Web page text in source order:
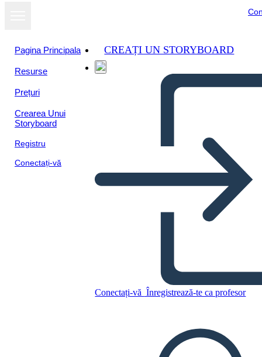
Pagina Principala
Resurse
Prețuri
Crearea Unui
Storyboard
Registru
Conectați-vă
CREAȚI UN STORYBOARD
Conectați-vă Înregistrează-te ca profesor
5 W del Colegio Electoral
CREAȚI UN STORYBOARD